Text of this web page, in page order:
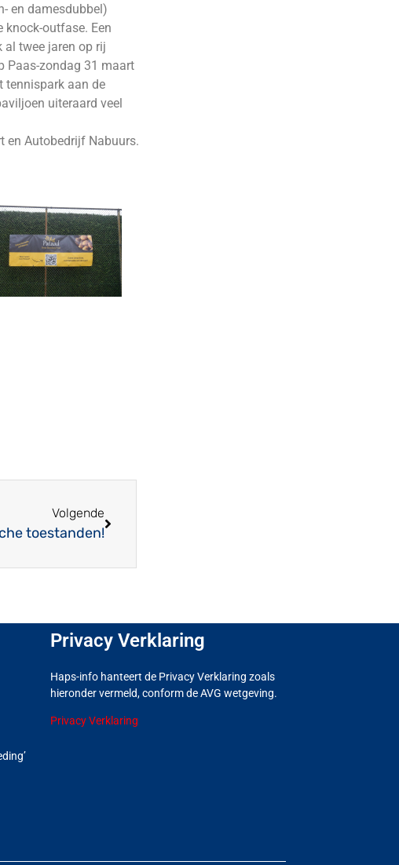
en damesdubbel)
knock-outfase. Een
twee jaren op rij
Paas-zondag 31 maart
tennispark aan de
uiteraard veel
en Autobedrijf Nabuurs.
Volgende
toestanden!
Privacy Verklaring
Haps-info hanteert de Privacy Verklaring zoals
hieronder vermeld, conform de AVG wetgeving.
Privacy Verklaring